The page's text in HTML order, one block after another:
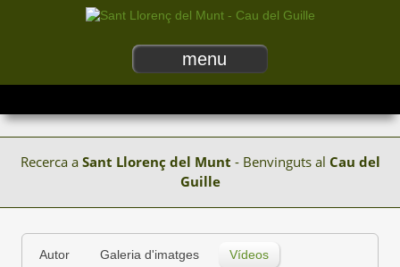
menu
Recerca a Sant Llorenç del Munt - Benvinguts al Cau del
Guille
Autor Galeria d'imatges Vídeos